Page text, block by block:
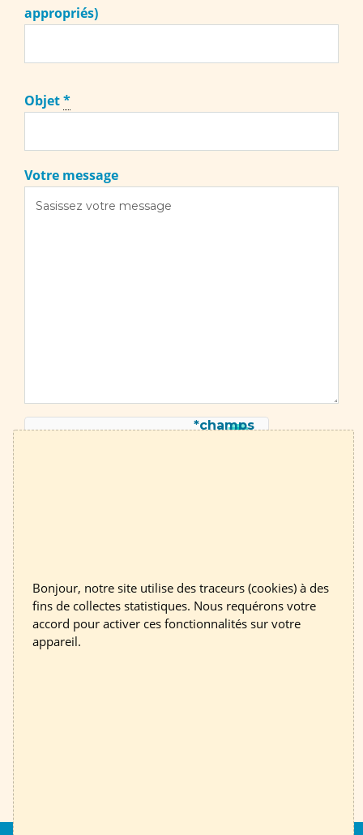
appropriés)
Objet*
Votre message
*champs
Bonjour, notre site utilise des traceurs (cookies) à des
fins de collectes statistiques. Nous requérons votre
accord pour activer ces fonctionnalités sur votre
appareil.